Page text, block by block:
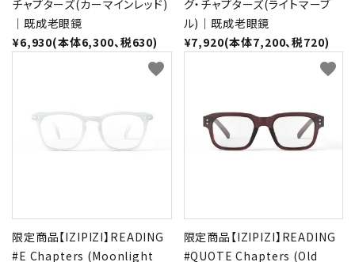
チャプターズ(カーマインレッド)
｜既成老眼鏡
¥6,930(本体6,300、税630)
グ・チャプターズ(ライトマーブ
ル)｜既成老眼鏡
¥7,920(本体7,200、税720)
限定商品【IZIPIZI】READING
#E Chapters (Moonlight
favorite
限定商品【IZIPIZI】READING
#QUOTE Chapters (Old
favorite